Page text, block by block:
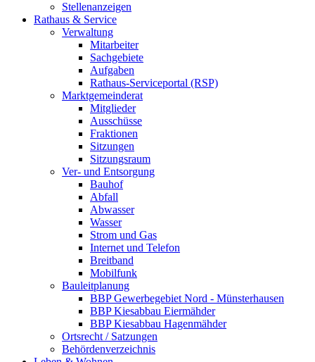
Stellenanzeigen
Rathaus & Service
Verwaltung
Mitarbeiter
Sachgebiete
Aufgaben
Rathaus-Serviceportal (RSP)
Marktgemeinderat
Mitglieder
Ausschüsse
Fraktionen
Sitzungen
Sitzungsraum
Ver- und Entsorgung
Bauhof
Abfall
Abwasser
Wasser
Strom und Gas
Internet und Telefon
Breitband
Mobilfunk
Bauleitplanung
BBP Gewerbegebiet Nord - Münsterhausen
BBP Kiesabbau Eiermähder
BBP Kiesabbau Hagenmähder
Ortsrecht / Satzungen
Behördenverzeichnis